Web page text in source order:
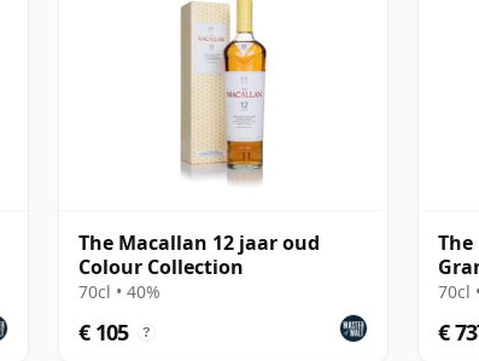
The Macallan 12 jaar oud
Colour Collection
70cl • 40%
€ 105 ?
70cl
€